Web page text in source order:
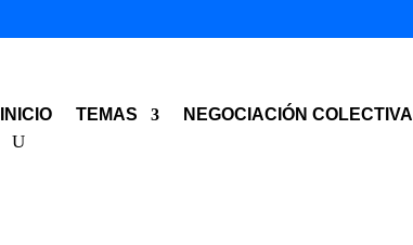
INICIO TEMAS NEGOCIACIÓN COLECTIVA